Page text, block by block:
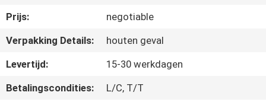
KWALITEITSCONTROLE
NEEM
CONTACT
Prijs:
negotiable
Verpakking Details:
houten geval
Levertijd:
15-30 werkdagen
Betalingscondities:
L/C, T/T